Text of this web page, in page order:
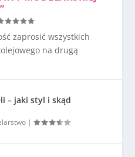
zaprosić wszystkich
na drugą
– jaki styl i skąd
|